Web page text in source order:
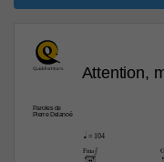
Paroles de
Pierre Delanoë
Attention,
q = 104
Fmaj7